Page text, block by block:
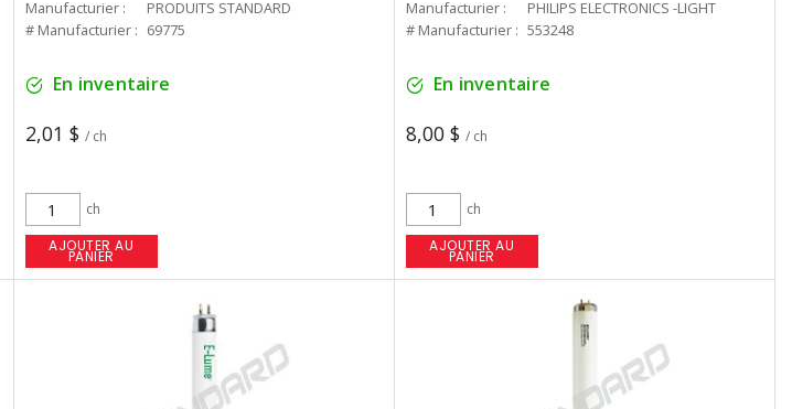
Manufacturier :
PRODUITS STANDARD
# Manufacturier : 69775
En inventaire
2,01 $ / ch
ch
AJOUTER AU
PANIER
Manufacturier :
PHILIPS ELECTRONICS -LIGHT
# Manufacturier : 553248
En inventaire
8,00 $ / ch
ch
AJOUTER AU
PANIER